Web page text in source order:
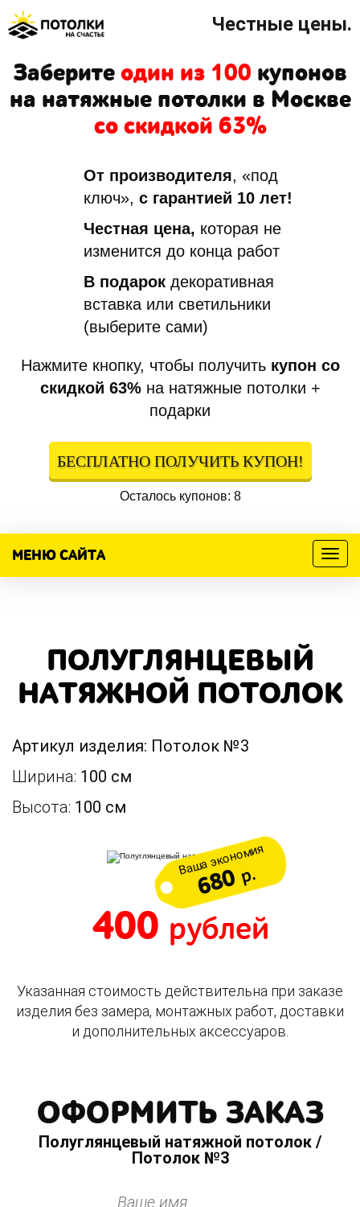
Честные цены.
Заберитеодин из 100 купонов
на натяжные потолки в Москве
со скидкой 63%
От производителя, «под
ключ», с гарантией 10 лет!
Честная цена, которая не
изменится до конца работ
В подарок декоративная
вставка или светильники
(выберите сами)
Нажмите кнопку, чтобы получить купон со
скидкой 63%на натяжные потолки +
подарки
БЕСПЛАТНО ПОЛУЧИТЬ КУПОН!
Осталось купонов: 8
Меню
МЕНЮ САЙТА
ПОЛУГЛЯНЦЕВЫЙ
НАТЯЖНОЙ ПОТОЛОК
Артикул изделия: Потолок №3
Ширина: 100 см
Высота: 100 см
Ваша экономия
680р.
400 рублей
Указанная стоимость действительна при заказе
изделия без замера, монтажных работ, доставки
и дополнительных аксессуаров.
ОФОРМИТЬ ЗАКАЗ
Полуглянцевый натяжной потолок /
Потолок №3